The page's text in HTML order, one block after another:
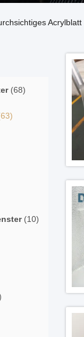
Acrylblatt
(68)
(10)